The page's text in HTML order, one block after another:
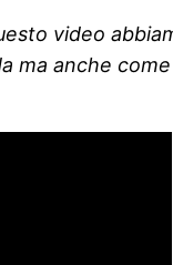
video
ma anche